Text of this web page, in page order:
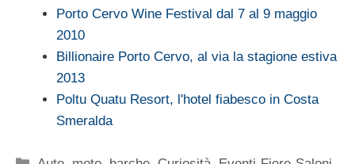
Porto Cervo Wine Festival dal 7 al 9 maggio
2010
Billionaire Porto Cervo, al via la stagione estiva
2013
Poltu Quatu Resort, l'hotel fiabesco in Costa
Smeralda